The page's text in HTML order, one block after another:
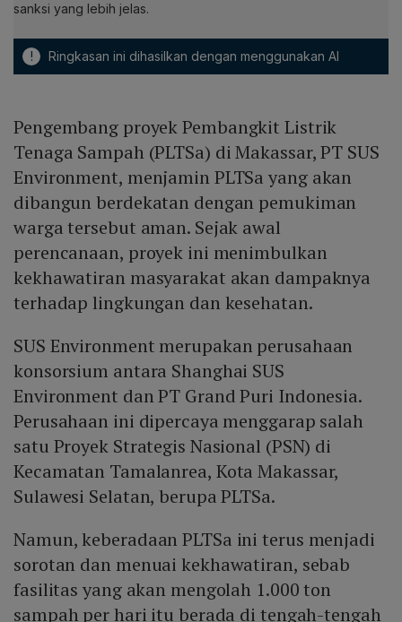
sanksi yang lebih jelas.
! Ringkasan ini dihasilkan dengan menggunakan AI
Pengembang proyek Pembangkit Listrik
Tenaga Sampah (PLTSa) di Makassar, PT SUS
Environment, menjamin PLTSa yang akan
dibangun berdekatan dengan pemukiman
warga tersebut aman. Sejak awal
perencanaan, proyek ini menimbulkan
kekhawatiran masyarakat akan dampaknya
terhadap lingkungan dan kesehatan.
SUS Environment merupakan perusahaan
konsorsium antara Shanghai SUS
Environment dan PT Grand Puri Indonesia.
Perusahaan ini dipercaya menggarap salah
satu Proyek Strategis Nasional (PSN) di
Kecamatan Tamalanrea, Kota Makassar,
Sulawesi Selatan, berupa PLTSa.
Namun, keberadaan PLTSa ini terus menjadi
sorotan dan menuai kekhawatiran, sebab
fasilitas yang akan mengolah 1.000 ton
sampah per hari itu berada di tengah-tengah